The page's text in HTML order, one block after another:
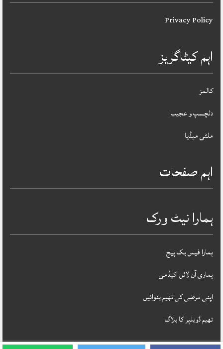
Privacy Policy
اہم کیٹاگریز
کالمز
دلچسپ و عجیب
ملٹی میڈیا
اہم صفحات
ہمارا نیٹ ورک
ہمارا فیس بک پیج
ہماری آن لائن اکیڈمی
اپنی مرضی کی تھیم بنوائیں
تھیم ڈویلپر کا بلاگ